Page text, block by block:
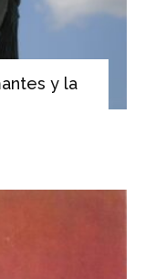
y la